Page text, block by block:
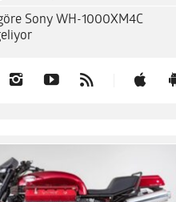
Sony WH-1000XM4C